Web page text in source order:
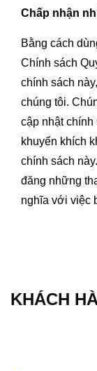
Chấp nhận
Bằng cách
Chính sách
chính sách
chúng tôi.
cập nhật chính
khuyến khích
chính sách
đăng những
nghĩa với việc
KHÁCH